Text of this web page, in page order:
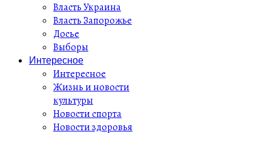
Власть Украина
Власть Запорожье
Досье
Выборы
Интересное
Интересное
Жизнь и новости
культуры
Новости спорта
Новости здоровья